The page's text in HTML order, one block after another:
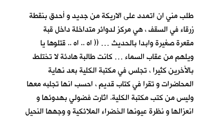
طلب مني ان اتمدد على الاريكة من جديد و أحدق بنقطة
زرقاء في السقف ، هي مركز لدوائر متداخلة داخل قبة
مقعرة صغيرة وابدا بالحديث … (( اه .. اه .. قتلوها يا
ويلهم من عقاب السماء … كانت طالبة هادئة لا تختلط
بالأخرين كثيرا ، تجلس في مكتبة الكلية بعد نهاية
المحاضرات و تقرا في كتاب قديم ، احسب انها تجلبه معها
وليس من كتب مكتبة الكلية. اثارت فضولي بهدوئها و
انعزالها و نظرة عيونها الخضراء الملائكية و وجهها النحيل